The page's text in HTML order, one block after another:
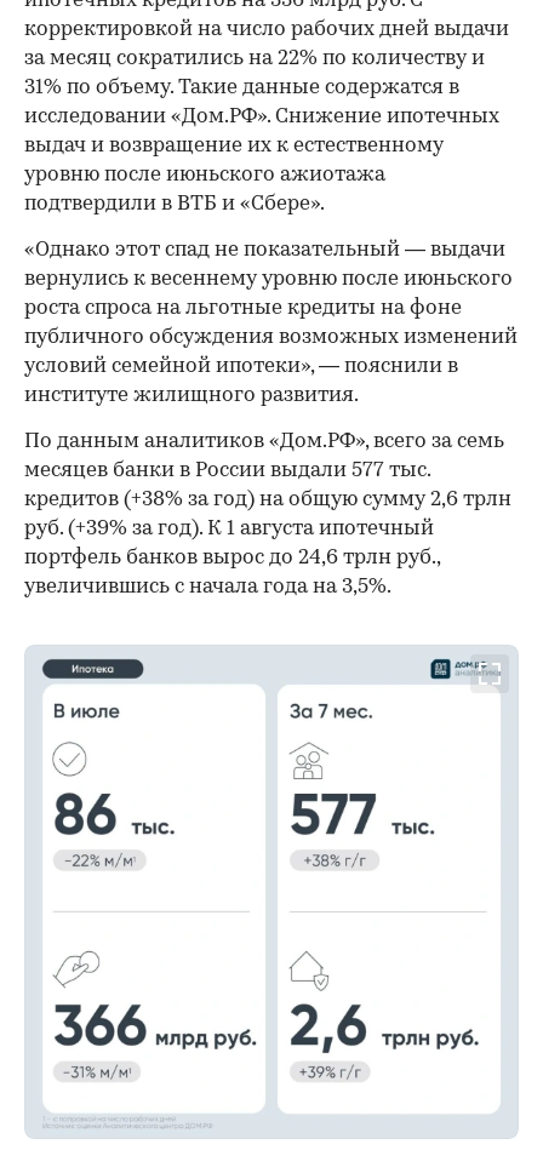
корректировкой на число рабочих дней выдачи
за месяц сократились на 22% по количеству и
31% по объему. Такие данные содержатся в
исследовании «Дом.РФ». Снижение ипотечных
выдач и возвращение их к естественному
уровню после июньского ажиотажа
подтвердили в ВТБ и «Сбере».
«Однако этот спад не показательный — выдачи
вернулись к весеннему уровню после июньского
роста спроса на льготные кредиты на фоне
публичного обсуждения возможных изменений
условий семейной ипотеки», — пояснили в
институте жилищного развития.
По данным аналитиков «Дом.РФ», всего за семь
месяцев банки в России выдали 577 тыс.
кредитов (+38% за год) на общую сумму 2,6 трлн
руб. (+39% за год). К 1 августа ипотечный
портфель банков вырос до 24,6 трлн руб.,
увеличившись с начала года на 3,5%.